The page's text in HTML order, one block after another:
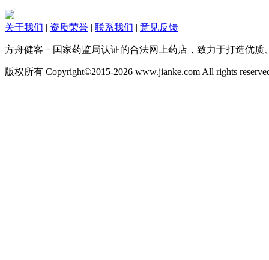
关于我们 | 资质荣誉 | 联系我们 | 意见反馈
方舟健客－国家药监局认证的合法网上药店，致力于打造优
版权所有 Copyright©2015-2026 www.jianke.com All rights